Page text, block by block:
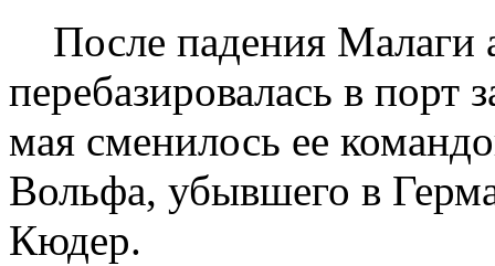
После падения Малаги
перебазировалась в порт
мая сменилось ее
Вольфа, убывшего в
Кюдер.